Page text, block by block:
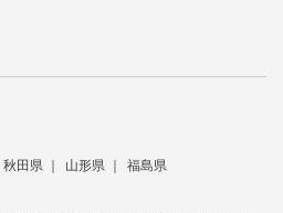
秋田県 山形県 福島県